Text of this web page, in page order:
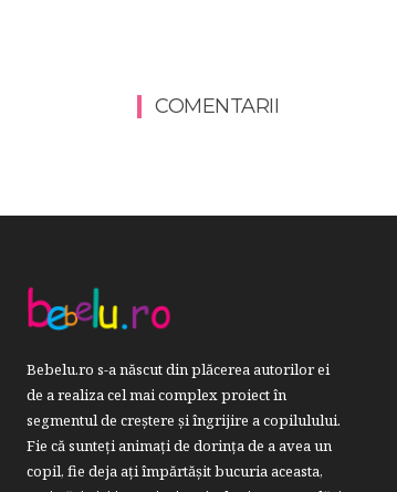
COMENTARII
Bebelu.ro s-a născut din plăcerea autorilor ei
de a realiza cel mai complex proiect în
segmentul de creştere şi îngrijire a copilulului.
Fie că sunteţi animaţi de dorinţa de a avea un
copil, fie deja aţi împărtăşit bucuria aceasta,